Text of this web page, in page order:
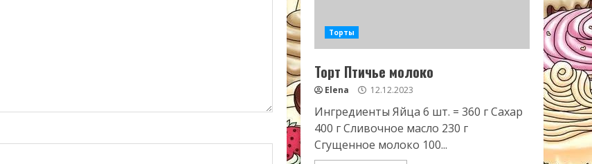
Торты
Торт Птичье молоко
Elena 12.12.2023
Ингредиенты Яйца 6 шт. = 360 г Сахар
400 г Сливочное масло 230 г
Сгущенное молоко 100...